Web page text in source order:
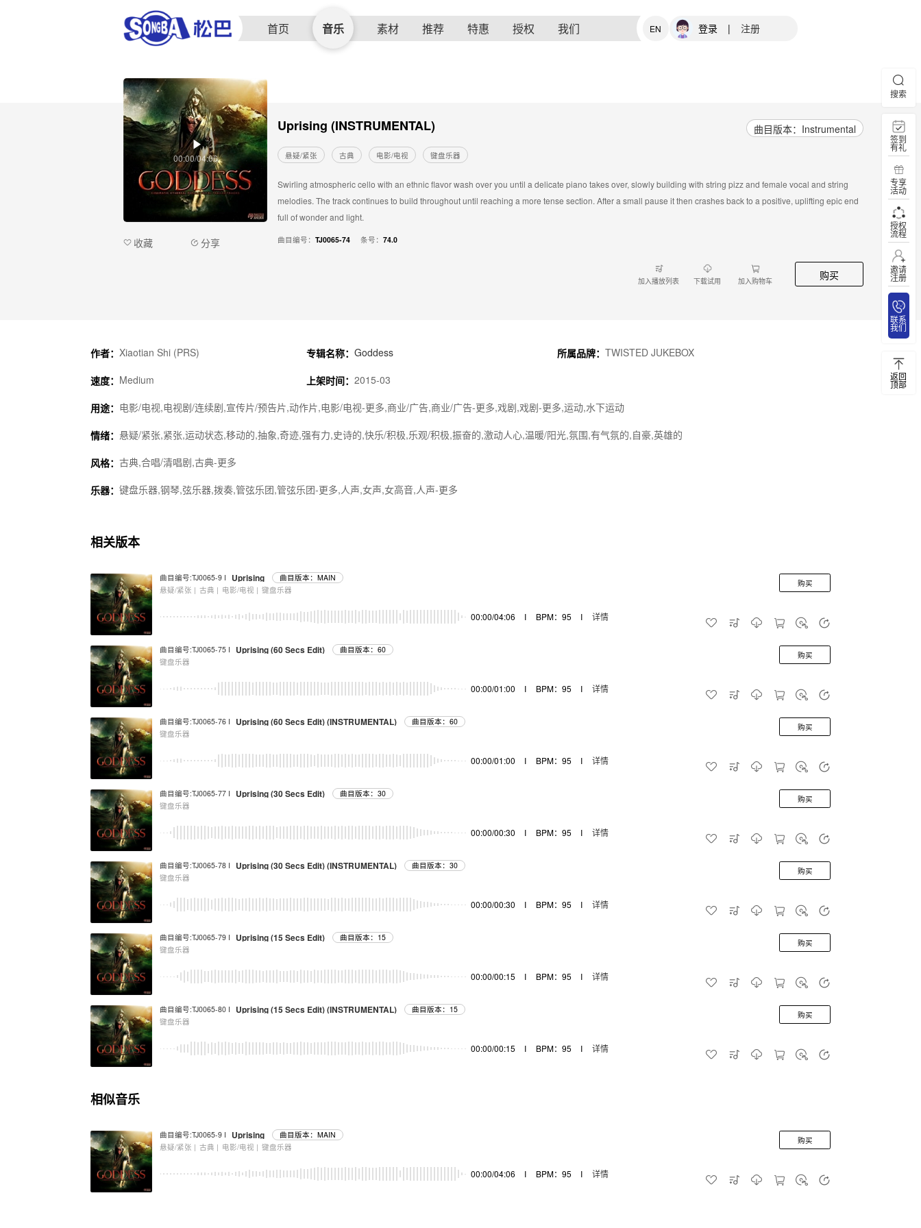
首页 音乐 素材 推荐 特惠 授权 我们 EN 登录 | 注册
Uprising (INSTRUMENTAL) 曲目版本：Instrumental
悬疑/紧张 古典 电影/电视 键盘乐器
Swirling atmospheric cello with an ethnic flavor wash over you until a delicate piano takes over, slowly building with string pizz and female vocal and string
melodies. The track continues to build throughout until reaching a more tense section. After a small pause it then crashes back to a positive, uplifting epic end
full of wonder and light.
曲目编号： TJ0065-74 条号： 74.0
加入播放列表 下载试用 加入购物车 购买
00:00/04:06
收藏 分享
作者： Xiaotian Shi (PRS) 专辑名称： Goddess 所属品牌： TWISTED JUKEBOX
速度： Medium 上架时间： 2015-03
用途： 电影/电视,电视剧/连续剧,宣传片/预告片,动作片,电影/电视-更多,商业/广告,商业/广告-更多,戏剧,戏剧-更多,运动,水下运动
情绪： 悬疑/紧张,紧张,运动状态,移动的,抽象,奇迹,强有力,史诗的,快乐/积极,乐观/积极,振奋的,激动人心,温暖/阳光,氛围,有气氛的,自豪,英雄的
风格： 古典,合唱/清唱剧,古典-更多
乐器： 键盘乐器,钢琴,弦乐器,拨奏,管弦乐团,管弦乐团-更多,人声,女声,女高音,人声-更多
相关版本
曲目编号:TJ0065-9 I Uprising
曲目版本：MAIN
悬疑/紧张 | 古典 | 电影/电视 | 键盘乐器
00:00/04:06 I BPM：95 I 详情
购买
曲目编号:TJ0065-75 I Uprising (60 Secs Edit)
曲目版本：60
键盘乐器
00:00/01:00 I BPM：95 I 详情
购买
曲目编号:TJ0065-76 I Uprising (60 Secs Edit) (INSTRUMENTAL)
曲目版本：60
键盘乐器
00:00/01:00 I BPM：95 I 详情
购买
曲目编号:TJ0065-77 I Uprising (30 Secs Edit)
曲目版本：30
键盘乐器
00:00/00:30 I BPM：95 I 详情
购买
曲目编号:TJ0065-78 I Uprising (30 Secs Edit) (INSTRUMENTAL)
曲目版本：30
键盘乐器
00:00/00:30 I BPM：95 I 详情
购买
曲目编号:TJ0065-79 I Uprising (15 Secs Edit)
曲目版本：15
键盘乐器
00:00/00:15 I BPM：95 I 详情
购买
曲目编号:TJ0065-80 I Uprising (15 Secs Edit) (INSTRUMENTAL)
曲目版本：15
键盘乐器
00:00/00:15 I BPM：95 I 详情
购买
相似音乐
曲目编号:TJ0065-9 I Uprising
曲目版本：MAIN
悬疑/紧张 | 古典 | 电影/电视 | 键盘乐器
00:00/04:06 I BPM：95 I 详情
购买
搜索
签到
有礼
专享
活动
授权
流程
邀请
注册
联系
我们
返回
顶部